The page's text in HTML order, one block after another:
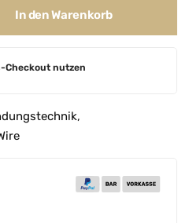
In den Warenkorb
Checkout nutzen
,